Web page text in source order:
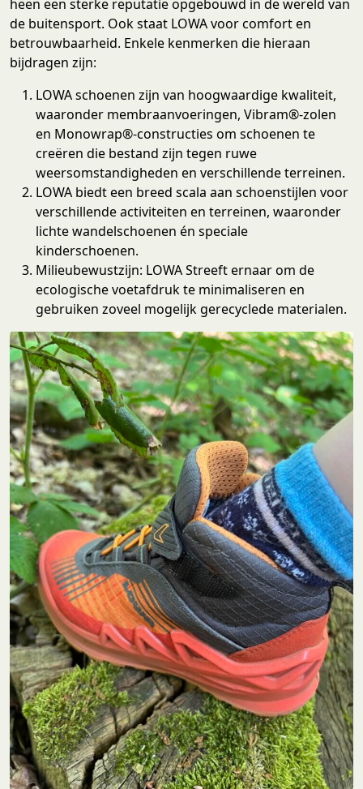
heen een sterke reputatie opgebouwd in de wereld van
de buitensport. Ook staat LOWA voor comfort en
betrouwbaarheid. Enkele kenmerken die hieraan
bijdragen zijn:
LOWA schoenen zijn van hoogwaardige kwaliteit,
waaronder membraanvoeringen, Vibram®-zolen
en Monowrap®-constructies om schoenen te
creëren die bestand zijn tegen ruwe
weersomstandigheden en verschillende terreinen.
LOWA biedt een breed scala aan schoenstijlen voor
verschillende activiteiten en terreinen, waaronder
lichte wandelschoenen én speciale
kinderschoenen.
Milieubewustzijn: LOWA Streeft ernaar om de
ecologische voetafdruk te minimaliseren en
gebruiken zoveel mogelijk gerecyclede materialen.